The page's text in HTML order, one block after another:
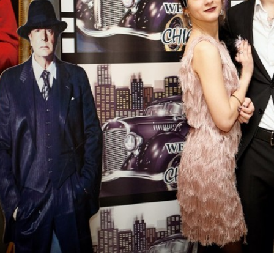
от ЗАО
Благодарность от ОАО
"НКФО "Белинкасгрупп"
БФП